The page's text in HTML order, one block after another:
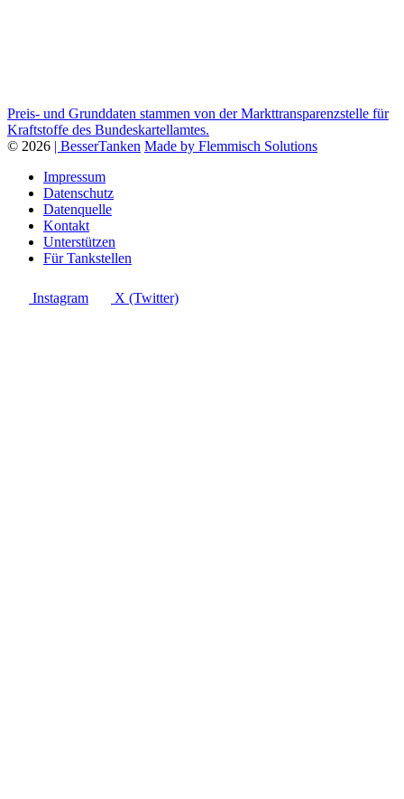
Preis- und Grunddaten stammen von der Markttransparenzstelle für
Kraftstoffe des Bundeskartellamtes.
© 2026 | BesserTanken Made by Flemmisch Solutions
Impressum
Datenschutz
Datenquelle
Kontakt
Unterstützen
Für Tankstellen
Instagram X (Twitter)